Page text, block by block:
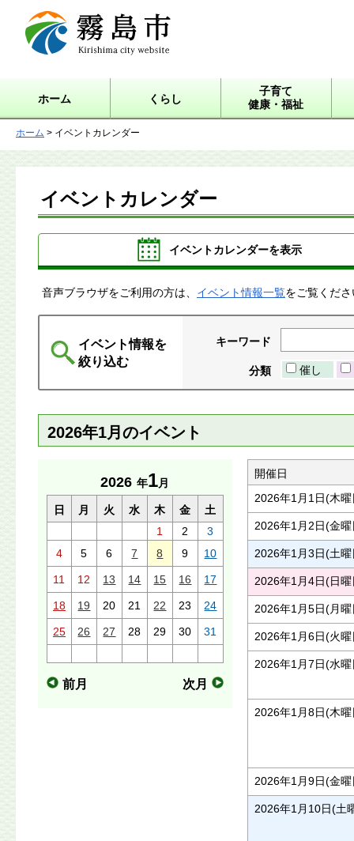
霧島市 Kirishima city
website
ホーム くらし
子育て
健康・福祉
ホーム > イベントカレンダー
イベントカレンダー
イベントカレンダーを表示
音声ブラウザをご利用の方は、 イベント情報一覧をご覧くだ
イベント情報を
絞り込む
キーワード
分類 催し
2026年1月のイベント
2026 年1月
日 月 火 水 木 金
土
1
2
3
4
5 6 7 8 9 10
11 12 13 14 15 16 17
18 19 20 21 22 23 24
25 26 27 28 29 30 31
前月 次月
開催日
2026年1月1日(木曜
2026年1月2日(金曜
2026年1月3日(土曜
2026年1月4日(日曜
2026年1月5日(月曜
2026年1月6日(火曜
2026年1月7日(水曜
2026年1月8日(木曜
2026年1月9日(金曜
2026年1月10日(土